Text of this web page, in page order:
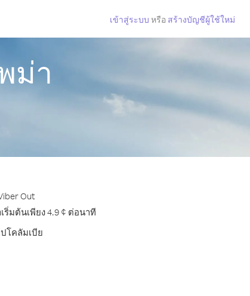
เข้าสู่ระบบ หรือ สร้างบัญชีผู้ใช้ใหม่
ม่า
Out
มต้นเพียง 4.9 ¢ ต่อนาที
โคลัมเบีย